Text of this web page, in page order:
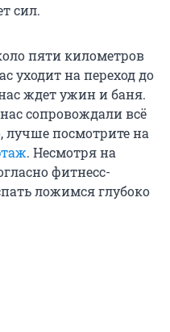
сил.
пяти километров
уходит на переход до
ждет ужин и баня.
сопровождали всё
лучше посмотрите на
. Несмотря на
фитнесс-
ложимся глубоко